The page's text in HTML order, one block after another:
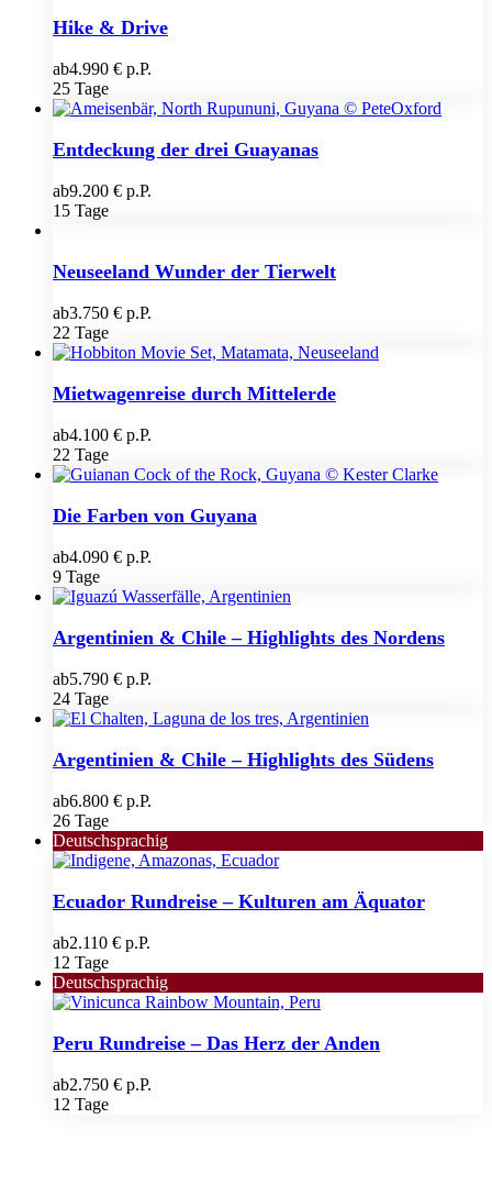
Hike & Drive
ab4.990 € p.P.
25 Tage
Entdeckung der drei Guayanas
ab9.200 € p.P.
15 Tage
Neuseeland Wunder der Tierwelt
ab3.750 € p.P.
22 Tage
Mietwagenreise durch Mittelerde
ab4.100 € p.P.
22 Tage
Die Farben von Guyana
ab4.090 € p.P.
9 Tage
Argentinien & Chile – Highlights des Nordens
ab5.790 € p.P.
24 Tage
Argentinien & Chile – Highlights des Südens
ab6.800 € p.P.
26 Tage
Deutschsprachig
Ecuador Rundreise – Kulturen am Äquator
ab2.110 € p.P.
12 Tage
Deutschsprachig
Peru Rundreise – Das Herz der Anden
ab2.750 € p.P.
12 Tage